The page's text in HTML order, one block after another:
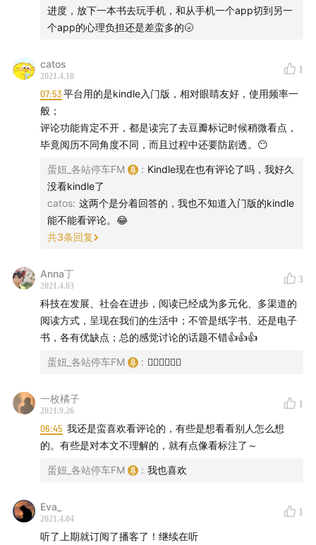
进度，放下一本书去玩手机，和从手机一个app切到另一
个app的心理负担还是差蛮多的🌝
catos
2021.4.18
1
07:53平台用的是kindle入门版，相对眼睛友好，使用频率一
般；
评论功能肯定不开，都是读完了去豆瓣标记时候稍微看点，
毕竟阅历不同角度不同，而且过程中还要防剧透。😶
蛋妞_各站停车FM : Kindle现在也有评论了吗，我好久
没看kindle了
catos: 这两个是分着回答的，我也不知道入门版的kindle
能不能看评论。😂
共3条回复
Anna丁
2021.4.03
3
科技在发展、社会在进步，阅读已经成为多元化、多渠道的
阅读方式，呈现在我们的生活中；不管是纸字书、还是电子
书，各有优缺点；总的感觉讨论的话题不错👍👍👍
蛋妞_各站停车FM : 👍🏻👍🏻👍🏻
一枚橘子
2021.9.26
1
06:45 我还是蛮喜欢看评论的，有些是想看看别人怎么想
的。有些是对本文不理解的，就有点像看标注了～
蛋妞_各站停车FM : 我也喜欢
Eva_
2021.4.04
1
听了上期就订阅了播客了！继续在听